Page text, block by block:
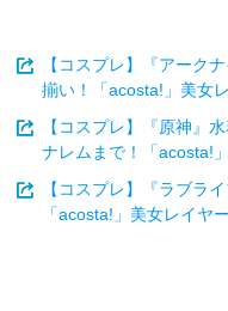
【コスプレ】『アーク
揃い！「acosta!」美女
【コスプレ】『原神』
ナレムまで！「acosta!
【コスプレ】『ラブラ
「acosta!」美女レイヤ